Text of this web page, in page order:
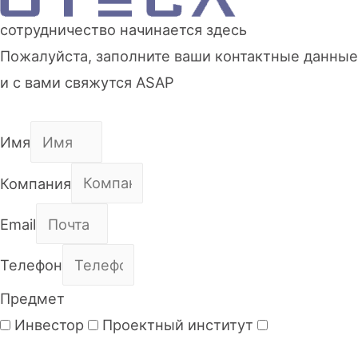
сотрудничество начинается здесь
Пожалуйста, заполните ваши контактные данные
и с вами свяжутся ASAP
Имя
Компания
Email
Телефон
Предмет
Инвестор
Проектный институт